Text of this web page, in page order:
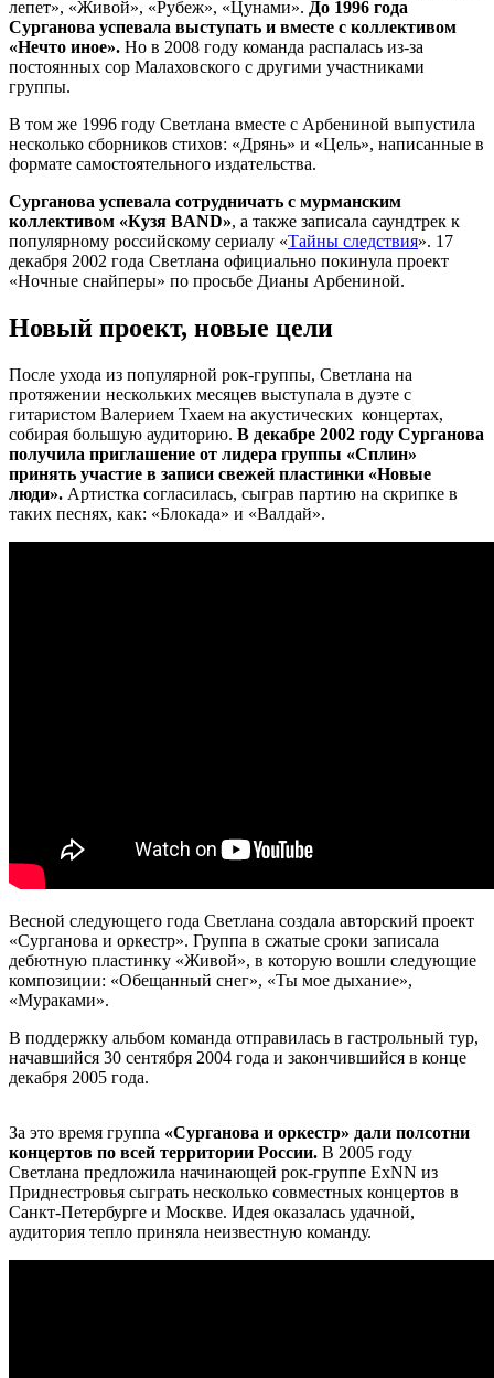
лепет», «Живой», «Рубеж», «Цунами». До 1996 года
Сурганова успевала выступать и вместе с коллективом
«Нечто иное». Но в 2008 году команда распалась из-за
постоянных сор Малаховского с другими участниками
группы.
В том же 1996 году Светлана вместе с Арбениной выпустила
несколько сборников стихов: «Дрянь» и «Цель», написанные в
формате самостоятельного издательства.
Сурганова успевала сотрудничать с мурманским
коллективом «Кузя BAND», а также записала саундтрек к
популярному российскому сериалу «Тайны следствия». 17
декабря 2002 года Светлана официально покинула проект
«Ночные снайперы» по просьбе Дианы Арбениной.
Новый проект, новые цели
После ухода из популярной рок-группы, Светлана на
протяжении нескольких месяцев выступала в дуэте с
гитаристом Валерием Тхаем на акустических концертах,
собирая большую аудиторию. В декабре 2002 году Сурганова
получила приглашение от лидера группы «Сплин»
принять участие в записи свежей пластинки «Новые
люди». Артистка согласилась, сыграв партию на скрипке в
таких песнях, как: «Блокада» и «Валдай».
Весной следующего года Светлана создала авторский проект
«Сурганова и оркестр». Группа в сжатые сроки записала
дебютную пластинку «Живой», в которую вошли следующие
композиции: «Обещанный снег», «Ты мое дыхание»,
«Мураками».
В поддержку альбом команда отправилась в гастрольный тур,
начавшийся 30 сентября 2004 года и закончившийся в конце
декабря 2005 года.
За это время группа «Сурганова и оркестр» дали полсотни
концертов по всей территории России. В 2005 году
Светлана предложила начинающей рок-группе ExNN из
Приднестровья сыграть несколько совместных концертов в
Санкт-Петербурге и Москве. Идея оказалась удачной,
аудитория тепло приняла неизвестную команду.